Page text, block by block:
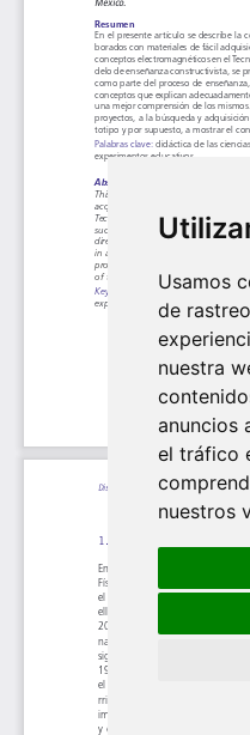
Usamos
de
nuestra
anuncios
el tráfico
nuestros